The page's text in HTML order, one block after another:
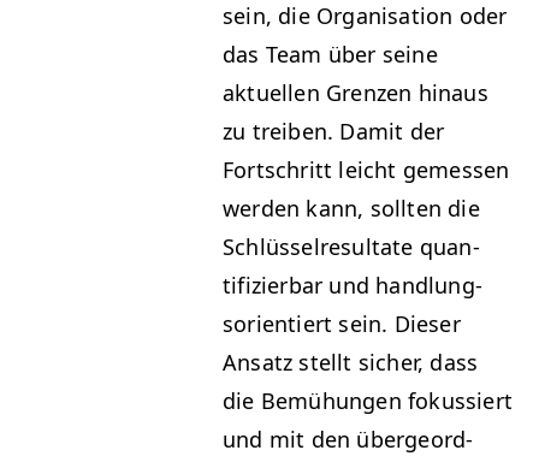
sein, die Organ­i­sa­tion oder
das Team über seine
aktuellen Gren­zen hin­aus
zu treiben. Damit der
Fortschritt leicht gemessen
wer­den kann, soll­ten die
Schlüs­sel­re­sul­tate quan­
tifizier­bar und hand­lung­
sori­en­tiert sein. Dieser
Ansatz stellt sich­er, dass
die Bemühun­gen fokussiert
und mit den über­ge­ord­